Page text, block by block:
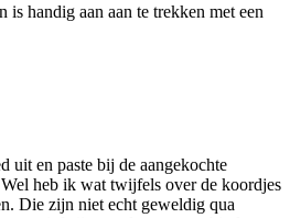
is handig aan aan te trekken met een
uit en paste bij de aangekochte
heb ik wat twijfels over de koordjes
Die zijn niet echt geweldig qua